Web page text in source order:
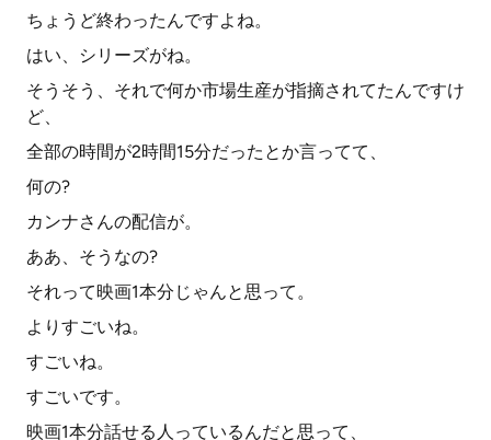
ちょうど終わったんですよね。
はい、シリーズがね。
そうそう、それで何か市場生産が指摘されてたんですけ
ど、
全部の時間が2時間15分だったとか言ってて、
何の?
カンナさんの配信が。
ああ、そうなの?
それって映画1本分じゃんと思って。
よりすごいね。
すごいね。
すごいです。
映画1本分話せる人っているんだと思って、